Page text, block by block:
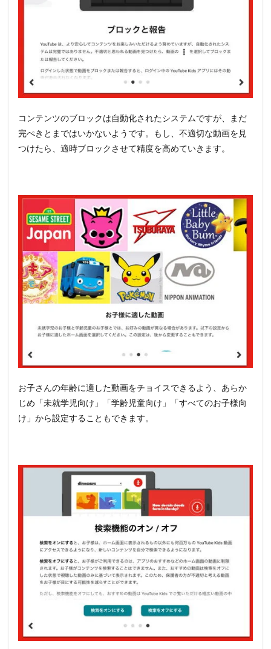
コンテンツのブロックは自動化されたシステムですが、まだ
完ぺきとまではいかないようです。もし、不適切な動画を見
つけたら、適時ブロックさせて精度を高めていきます。
お子さんの年齢に適した動画をチョイスできるよう、あらか
じめ「未就学児向け」「学齢児童向け」「すべてのお子様向
け」から設定することもできます。